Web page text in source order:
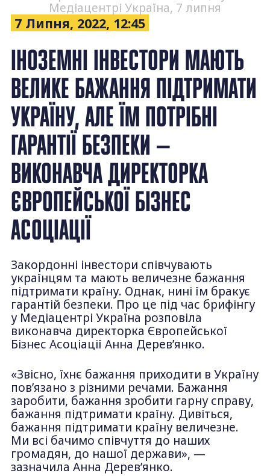
Медіацентрі Україна, 7 липня
7 Липня, 2022, 12:45
ІНОЗЕМНІ ІНВЕСТОРИ МАЮТЬ
ВЕЛИКЕ БАЖАННЯ ПІДТРИМАТИ
УКРАЇНУ, АЛЕ ЇМ ПОТРІБНІ
ГАРАНТІЇ БЕЗПЕКИ —
ВИКОНАВЧА ДИРЕКТОРКА
ЄВРОПЕЙСЬКОЇ БІЗНЕС
АСОЦІАЦІЇ
Закордонні інвестори співчувають
українцям та мають величезне бажання
підтримати країну. Однак, нині їм бракує
гарантій безпеки. Про це під час брифінгу
у Медіацентрі Україна розповіла
виконавча директорка Європейської
Бізнес Асоціації Анна Дерев’янко.
«Звісно, їхнє бажання приходити в Україну
пов’язано з різними речами. Бажання
заробити, бажання зробити гарну справу,
бажання підтримати країну. Дивіться,
бажання підтримати країну величезне.
Ми всі бачимо співчуття до наших
громадян, до нашої держави», —
зазначила Анна Дерев’янко.